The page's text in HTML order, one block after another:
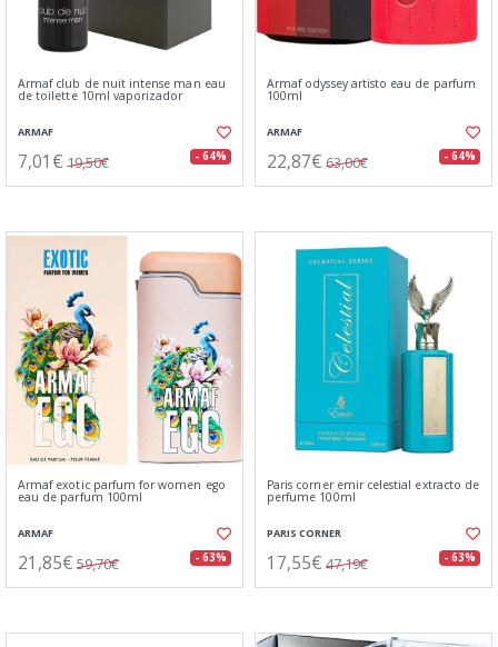
Armaf club de nuit intense man eau
de toilette 10ml vaporizador
ARMAF
7,01€ 19,50€ - 64%
Armaf odyssey artisto eau de parfum
100ml
ARMAF
22,87€ 63,00€ - 64%
Armaf exotic parfum for women ego
eau de parfum 100ml
ARMAF
21,85€ 59,70€ - 63%
Paris corner emir celestial extracto de
perfume 100ml
PARIS CORNER
17,55€ 47,19€ - 63%